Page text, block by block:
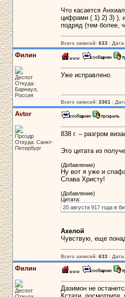
Что касается
цифрами ( 1) 2) 3) ),
подряд (тем более,
Всего записей: 633: Дата
Филин
Деспот
Откуда:
Барнаул,
Россия
Уже исправлено.
Всего записей: 3361 :
Avtor
Проэдр
Откуда: Санкт-
Петербург
838 г. – разгром
Это цитата из
(Добавление)
Ну вот я уже и
Слава Христу!
(Добавление)
Цитата:
20 августа 917 года в
Ахелой
Чувствую, еще
Всего записей: 633: Дата
Филин
Деспот
Дазимон не